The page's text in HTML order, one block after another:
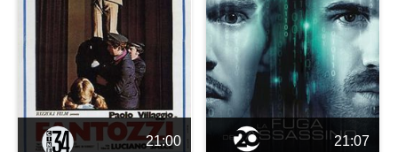
21:00 21:07